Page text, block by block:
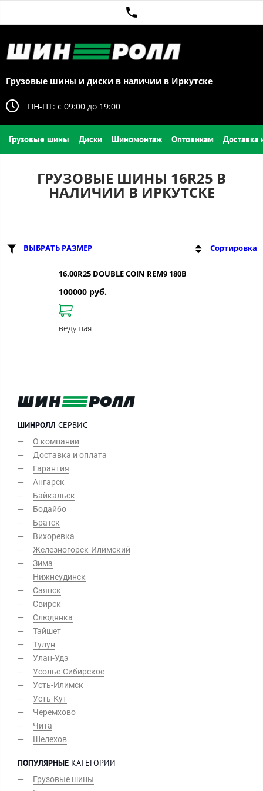
Грузовые шины и диски в наличии в Иркутске
ПН-ПТ: c 09:00 до 19:00
Грузовые шины Диски Шиномонтаж Оптовикам Доставка
ГРУЗОВЫЕ ШИНЫ 16R25 В
НАЛИЧИИ В ИРКУТСКЕ
ВЫБРАТЬ РАЗМЕР Сортировка
16.00R25 DOUBLE COIN REM9 180B
100000 руб.
ведущая
ШИНРОЛЛ СЕРВИС
О компании
Доставка и оплата
Гарантия
Ангарск
Байкальск
Бодайбо
Братск
Вихоревка
Железногорск-Илимский
Зима
Нижнеудинск
Саянск
Свирск
Слюдянка
Тайшет
Тулун
Улан-Удэ
Усолье-Сибирское
Усть-Илимск
Усть-Кут
Черемхово
Чита
Шелехов
ПОПУЛЯРНЫЕ КАТЕГОРИИ
Грузовые шины